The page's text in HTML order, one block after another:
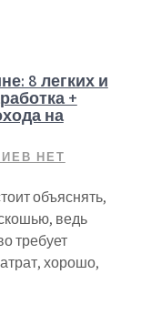
8 легких и
+
на
НЕТ
объяснять,
ведь
требует
хорошо,